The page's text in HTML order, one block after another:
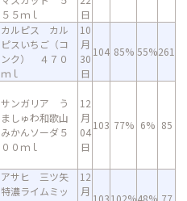
５５ｍｌ
日
カルピス カル
ピスいちご（コ
ンク） ４７０
ｍｌ
10
月
30
日
104 85% 55%261
サンガリア う
ましゅわ和歌山
みかんソーダ５
００ｍｌ
12
月
04
日
103 77% 6% 85
アサヒ 三ツ矢
特濃ライムミッ
12
月
103102%48% 77